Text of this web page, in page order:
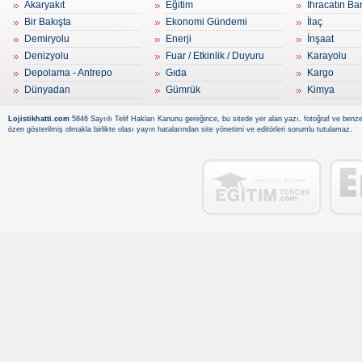
Akaryakıt
Bir Bakışta
Demiryolu
Denizyolu
Depolama - Antrepo
Dünyadan
Eğitim
Ekonomi Gündemi
Enerji
Fuar / Etkinlik / Duyuru
Gıda
Gümrük
İhracatın
İlaç
İnşaat
Karayolu
Kargo
Kimya
Lojistikhatti.com 5846 Sayıılı Telif Hakları Kanunu gereğince, bu sitede yer alan yazı, fotoğraf ve
özen gösterilmiş olmakla birlikte olası yayın hatalarından site yönetimi ve editörleri sorumlu tutulamaz.